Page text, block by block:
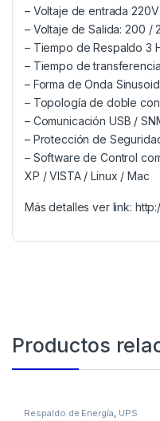
– Voltaje de entrada 220V
– Voltaje de Salida: 200 /
– Tiempo de Respaldo 3
– Tiempo de
– Forma de Onda
– Topología de doble
– Comunicación USB /
– Protección de
– Software de Control
XP / VISTA / Linux / Mac
Más detalles ver link:
Productos
Respaldo de Energía, UPS